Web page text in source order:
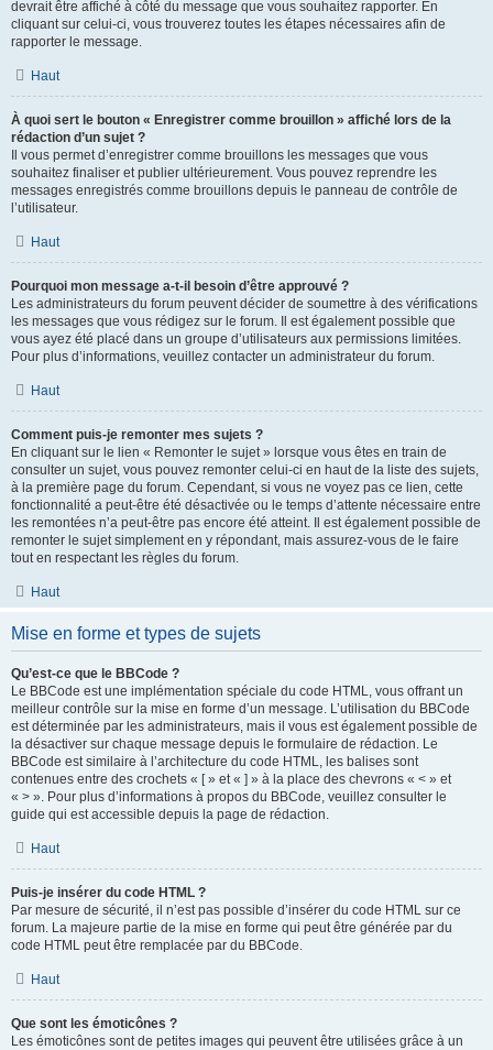
devrait être affiché à côté du message que vous souhaitez rapporter. En
cliquant sur celui-ci, vous trouverez toutes les étapes nécessaires afin de
rapporter le message.
Haut
À quoi sert le bouton « Enregistrer comme brouillon » affiché lors de la
rédaction d’un sujet ?
Il vous permet d’enregistrer comme brouillons les messages que vous
souhaitez finaliser et publier ultérieurement. Vous pouvez reprendre les
messages enregistrés comme brouillons depuis le panneau de contrôle de
l’utilisateur.
Haut
Pourquoi mon message a-t-il besoin d’être approuvé ?
Les administrateurs du forum peuvent décider de soumettre à des vérifications
les messages que vous rédigez sur le forum. Il est également possible que
vous ayez été placé dans un groupe d’utilisateurs aux permissions limitées.
Pour plus d’informations, veuillez contacter un administrateur du forum.
Haut
Comment puis-je remonter mes sujets ?
En cliquant sur le lien « Remonter le sujet » lorsque vous êtes en train de
consulter un sujet, vous pouvez remonter celui-ci en haut de la liste des sujets,
à la première page du forum. Cependant, si vous ne voyez pas ce lien, cette
fonctionnalité a peut-être été désactivée ou le temps d’attente nécessaire entre
les remontées n’a peut-être pas encore été atteint. Il est également possible de
remonter le sujet simplement en y répondant, mais assurez-vous de le faire
tout en respectant les règles du forum.
Haut
Mise en forme et types de sujets
Qu’est-ce que le BBCode ?
Le BBCode est une implémentation spéciale du code HTML, vous offrant un
meilleur contrôle sur la mise en forme d’un message. L’utilisation du BBCode
est déterminée par les administrateurs, mais il vous est également possible de
la désactiver sur chaque message depuis le formulaire de rédaction. Le
BBCode est similaire à l’architecture du code HTML, les balises sont
contenues entre des crochets « [ » et « ] » à la place des chevrons « < » et
« > ». Pour plus d’informations à propos du BBCode, veuillez consulter le
guide qui est accessible depuis la page de rédaction.
Haut
Puis-je insérer du code HTML ?
Par mesure de sécurité, il n’est pas possible d’insérer du code HTML sur ce
forum. La majeure partie de la mise en forme qui peut être générée par du
code HTML peut être remplacée par du BBCode.
Haut
Que sont les émoticônes ?
Les émoticônes sont de petites images qui peuvent être utilisées grâce à un